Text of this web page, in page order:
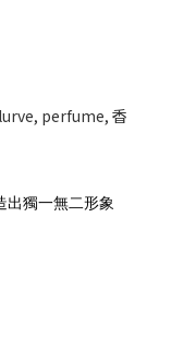
出獨一無二形象